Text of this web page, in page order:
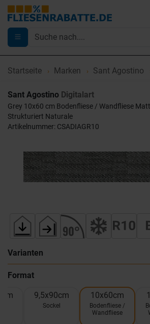
Startseite Marken Sant Agostino
Sant Agostino Digitalart
Grey 10x60 cm Bodenfliese / Wandfliese Matt
Strukturiert Naturale
Artikelnummer: CSADIAGR10
Varianten
Format
9,5x90cm
Sockel
10x60cm
Bodenfliese /
Wandfliese